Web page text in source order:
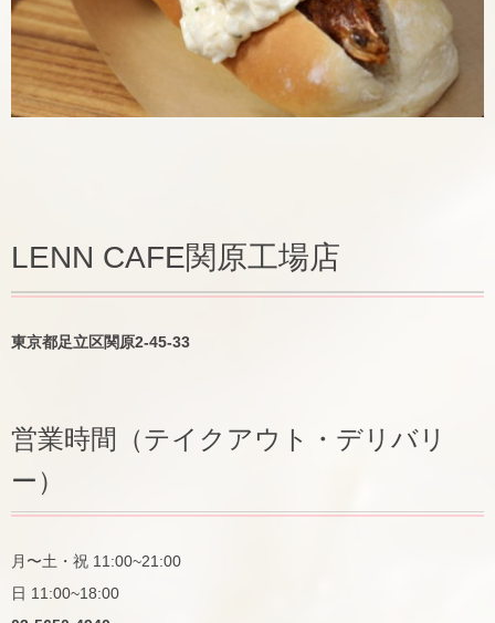
LENN CAFE関原工場店
東京都足立区関原2-45-33
営業時間（テイクアウト・デリバリ
ー）
月〜土・祝 11:00~21:00
日 11:00~18:00